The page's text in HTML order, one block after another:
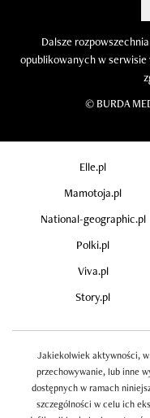
Dalsze
opublikowanych w serwisie
© BURDA
Elle.pl
Mamotoja.pl
National-geographic.pl
Polki.pl
Viva.pl
Story.pl
Jakiekolwiek aktywności,
przechowywanie, lub inne
dostępnych w ramach
szczególności w celu ich